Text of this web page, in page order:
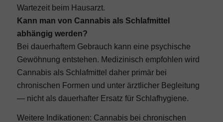
Wartezeit beim Hausarzt.
Kann man von Cannabis als Schlafmittel
abhängig werden?
Bei dauerhaftem Gebrauch kann eine psychische
Gewöhnung entstehen. Medizinisch empfohlen wird
Cannabis als Schlafmittel daher primär bei
chronischen Formen und unter ärztlicher Begleitung
— nicht als dauerhafter Ersatz für Schlafhygiene.
Weitere Indikationen: Cannabis bei chronischen